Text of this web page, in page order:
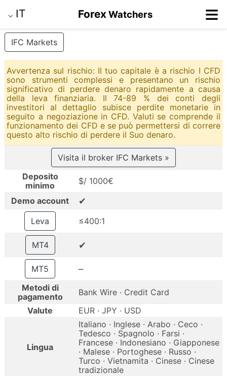
⌵ IT Forex Watchers ≡
IFC Markets
Avvertenza sul rischio: Il tuo capitale è a rischio I CFD
sono strumenti complessi e presentano un rischio
significativo di perdere denaro rapidamente a causa
della leva finanziaria. Il 74-89 % dei conti degli
investitori al dettaglio subisce perdite monetarie in
seguito a negoziazione in CFD. Valuti se comprende il
funzionamento dei CFD e se può permettersi di correre
questo alto rischio di perdere il Suo denaro.
Visita il broker IFC Markets »
Deposito
minimo
$/ 1000€
Demo account
✔
Leva ≤400:1
MT4 ✔
MT5 –
Metodi di
pagamento
Bank Wire · Credit Card
Valute
EUR · JPY · USD
Lingua
Italiano · Inglese · Arabo · Ceco ·
Tedesco · Spagnolo · Farsi ·
Francese · Indonesiano · Giapponese
· Malese · Portoghese · Russo ·
Turco · Vietnamita · Cinese · Cinese
tradizionale